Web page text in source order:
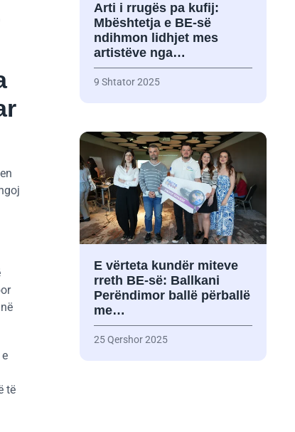
të
Arti i rrugës pa kufij:
Mbështetja e BE-së
ndihmon lidhjet mes
artistëve nga…
9 Shtator 2025
E vërteta kundër miteve
rreth BE-së: Ballkani
Perëndimor ballë përballë
me…
25 Qershor 2025